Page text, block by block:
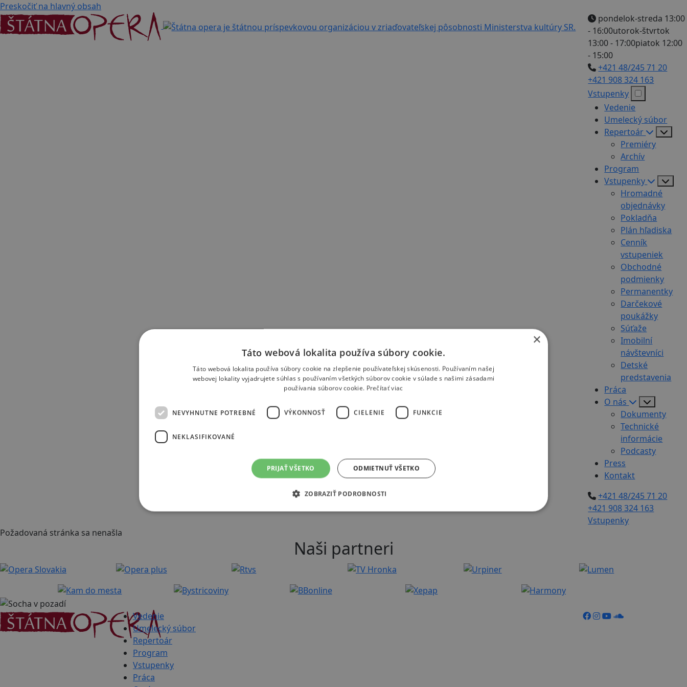
Preskočiť na hlavný obsah
pondelok-streda 13:00
- 16:00utorok-štvrtok
13:00 - 17:00piatok 12:00
- 15:00
+421 48/245 71 20
+421 908 324 163
Vstupenky
Vedenie
Umelecký súbor
Repertoár
Premiéry
Archív
Program
Vstupenky
Hromadné
objednávky
Pokladňa
Plán hľadiska
Cenník
vstupeniek
Obchodné
podmienky
Permanentky
Darčekové
poukážky
Súťaže
Imobilní
návštevníci
Detské
predstavenia
Práca
O nás
Dokumenty
Technické
informácie
Podcasty
Press
Kontakt
+421 48/245 71 20
+421 908 324 163
Vstupenky
Požadovaná stránka sa nenašla
Naši partneri
Vedenie
Umelecký súbor
Repertoár
Program
Vstupenky
Práca
×
Táto webová lokalita používa súbory cookie.
Táto webová lokalita používa súbory cookie na zlepšenie používateľskej skúsenosti. Používaním našej
webovej lokality vyjadrujete súhlas s používaním všetkých súborov cookie v súlade s našimi zásadami
používania súborov cookie. Prečítať viac
NEVYHNUTNE POTREBNÉ VÝKONNOSŤ CIELENIE FUNKCIE
NEKLASIFIKOVANÉ
PRIJAŤ VŠETKO ODMIETNUŤ VŠETKO
ZOBRAZIŤ PODROBNOSTI